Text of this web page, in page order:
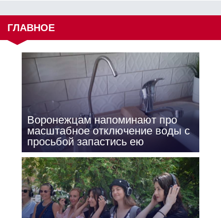
ГЛАВНОЕ
Воронежцам напоминают про
масштабное отключение воды с
просьбой запастись ею